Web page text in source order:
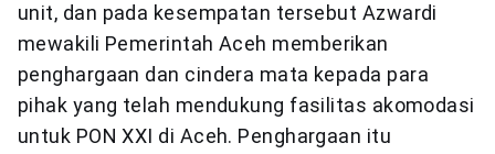
unit, dan pada kesempatan tersebut Azwardi
mewakili Pemerintah Aceh memberikan
penghargaan dan cindera mata kepada para
pihak yang telah mendukung fasilitas akomodasi
untuk PON XXI di Aceh. Penghargaan itu